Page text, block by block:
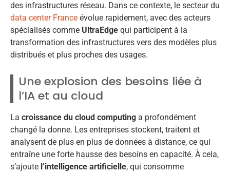
des infrastructures réseau. Dans ce contexte, le secteur du
data center France évolue rapidement, avec des acteurs
spécialisés comme UltraEdge qui participent à la
transformation des infrastructures vers des modèles plus
distribués et plus proches des usages.
Une explosion des besoins liée à
l’IA et au cloud
La croissance du cloud computing a profondément
changé la donne. Les entreprises stockent, traitent et
analysent de plus en plus de données à distance, ce qui
entraîne une forte hausse des besoins en capacité. À cela,
s’ajoute l’intelligence artificielle, qui consomme